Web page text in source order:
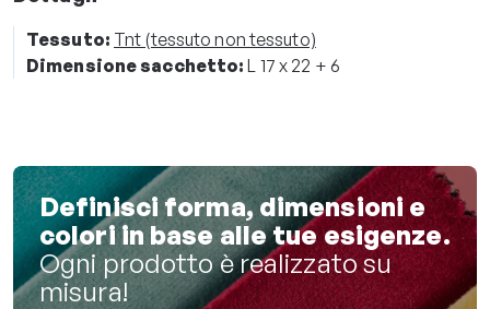
Tessuto: Tnt (tessuto non tessuto)
Dimensione sacchetto: L 17 x 22 + 6
Definisci forma, dimensioni e
colori in base alle tue esigenze.
Ogni prodotto è realizzato su
misura!